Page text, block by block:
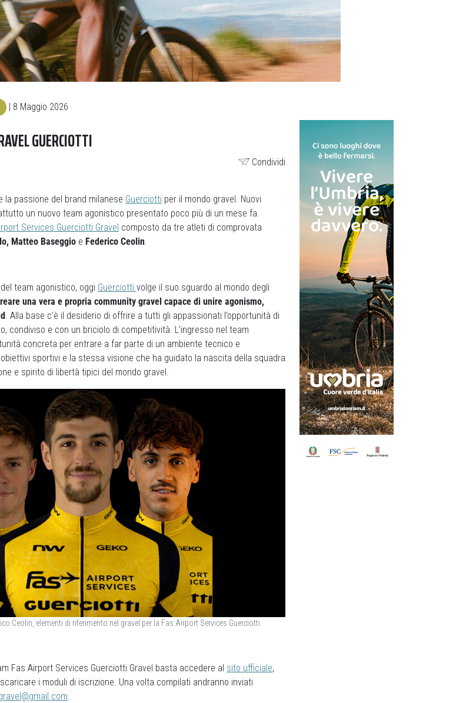
| 8 Maggio 2026
GUERCIOTTI
Condividi
la passione del brand milanese Guerciotti per il mondo gravel. Nuovi
un nuovo team agonistico presentato poco più di un mese fa.
Services Guerciotti Gravel composto da tre atleti di comprovata
Matteo Baseggio e Federico Ceolin.
team agonistico, oggi Guerciotti volge il suo sguardo al mondo degli
una vera e propria community gravel capace di unire agonismo,
. Alla base c’è il desiderio di offrire a tutti gli appassionati l’opportunità di
condiviso e con un briciolo di competitività. L’ingresso nel team
concreta per entrare a far parte di un ambiente tecnico e
sportivi e la stessa visione che ha guidato la nascita della squadra
e spirito di libertà tipici del mondo gravel.
Ceolin, elementi di riferimento nel gravel per la Fas Airport Services Guerciotti
Fas Airport Services Guerciotti Gravel basta accedere al sito ufficiale,
i moduli di iscrizione. Una volta compilati andranno inviati
.